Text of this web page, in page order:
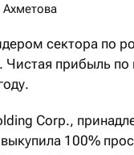
Ахметова
сектора по
прибыль
Corp.,
100%